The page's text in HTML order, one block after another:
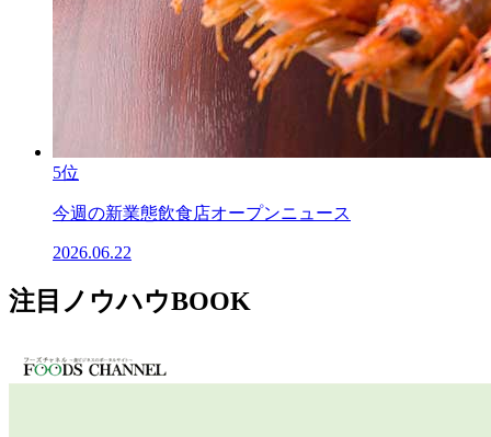
5位
今週の新業態飲食店オープンニュース
2026.06.22
注目ノウハウBOOK